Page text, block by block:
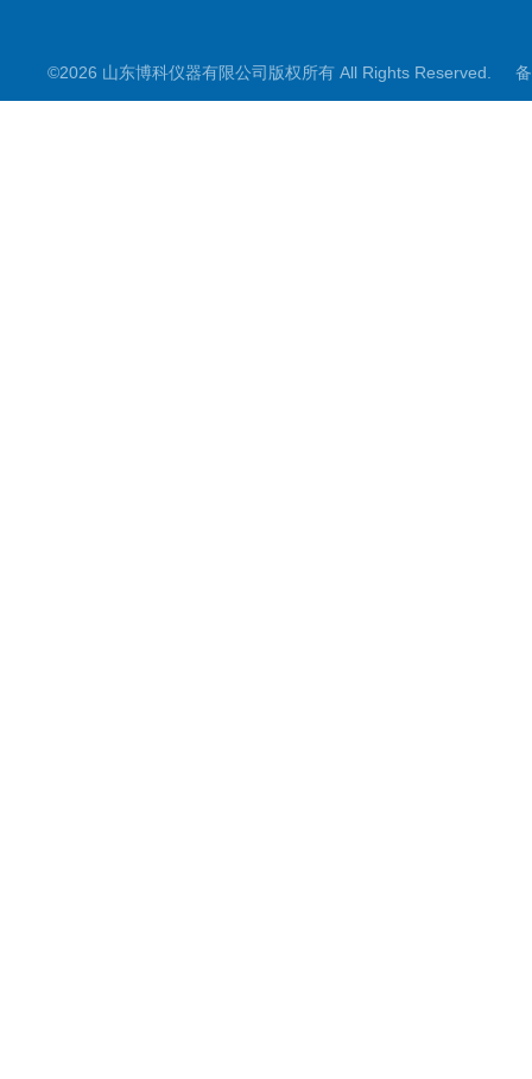
©2026 山东博科仪器有限公司版权所有 All Rights Reserved.